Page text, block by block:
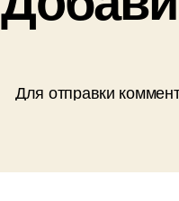
Для отправки